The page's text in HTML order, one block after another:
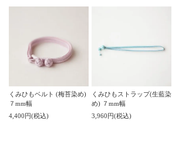
くみひもベルト (梅苔染め)
７mm幅
4,400円(税込)
くみひもストラップ(生藍染
め) ７mm幅
3,960円(税込)